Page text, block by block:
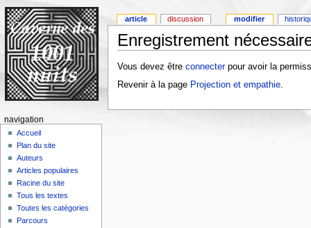
Enregistrement
Vous devez être connecterpour avoir la
Revenir à la page Projection et empathie.
article discussion modifier
navigation
Accueil
Plan du site
Auteurs
Articles populaires
Racine du site
Tous les textes
Toutes les catégories
Parcours